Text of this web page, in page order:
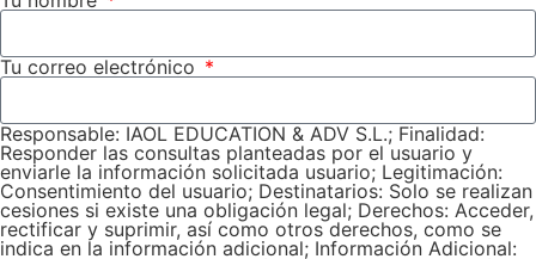
Tu correo electrónico
Responsable: IAOL EDUCATION & ADV S.L.; Finalidad:
Responder las consultas planteadas por el usuario y
enviarle la información solicitada usuario; Legitimación:
Consentimiento del usuario; Destinatarios: Solo se realizan
cesiones si existe una obligación legal; Derechos: Acceder,
rectificar y suprimir, así como otros derechos, como se
indica en la información adicional; Información Adicional: